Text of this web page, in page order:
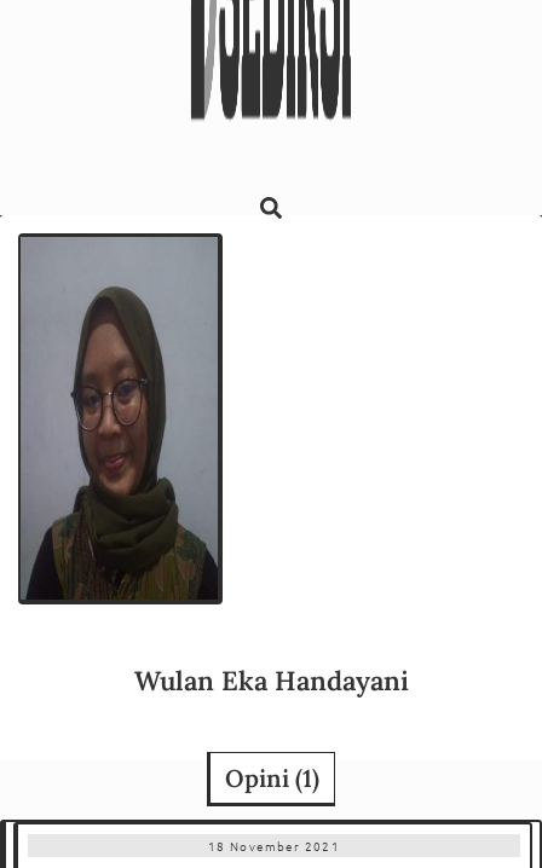
Wulan Eka Handayani
Opini (1)
18 November 2021